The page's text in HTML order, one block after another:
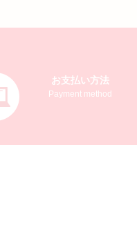
お支払い方法
Payment method